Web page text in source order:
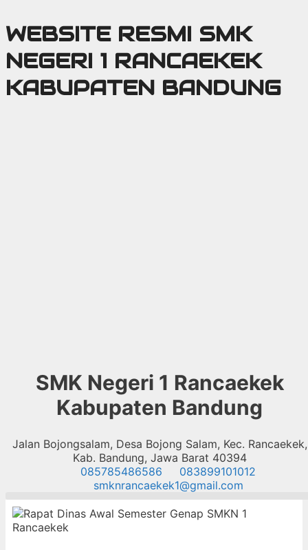
Langsung
ke
isi
WEBSITE RESMI SMK
NEGERI 1 RANCAEKEK
KABUPATEN BANDUNG
SMK Negeri 1 Rancaekek
Kabupaten Bandung
Jalan Bojongsalam, Desa Bojong Salam, Kec. Rancaekek,
Kab. Bandung, Jawa Barat 40394
085785486586
083899101012
smknrancaekek1@gmail.com